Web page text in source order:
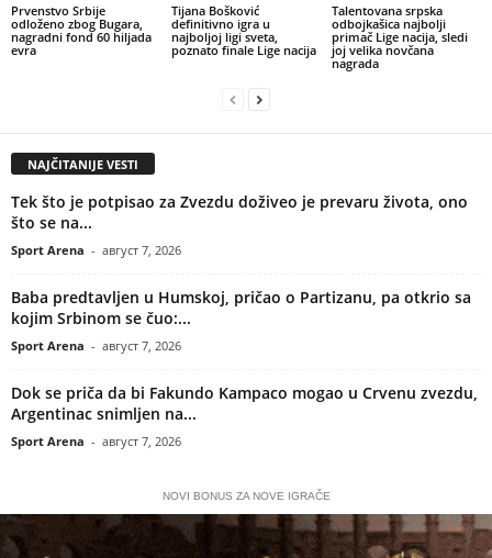
Prvenstvo Srbije
odloženo zbog Bugara,
nagradni fond 60 hiljada
evra
Tijana Bošković
definitivno igra u
najboljoj ligi sveta,
poznato finale Lige nacija
Talentovana srpska
odbojkašica najbolji
primač Lige nacija, sledi
joj velika novčana
nagrada
NAJČITANIJE VESTI
Tek što je potpisao za Zvezdu doživeo je prevaru života, ono
što se na...
Sport Arena - август 7, 2026
Baba predtavljen u Humskoj, pričao o Partizanu, pa otkrio sa
kojim Srbinom se čuo:...
Sport Arena - август 7, 2026
Dok se priča da bi Fakundo Kampaco mogao u Crvenu zvezdu,
Argentinac snimljen na...
Sport Arena - август 7, 2026
NOVI BONUS ZA NOVE IGRAČE